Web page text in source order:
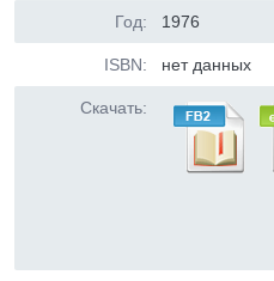
Год: 1976
ISBN: нет данных
Скачать: